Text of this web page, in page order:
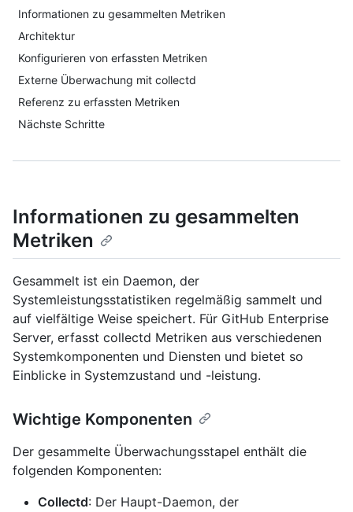
Informationen zu gesammelten Metriken
Architektur
Konfigurieren von erfassten Metriken
Externe Überwachung mit collectd
Referenz zu erfassten Metriken
Nächste Schritte
Informationen zu gesammelten
Metriken
Gesammelt ist ein Daemon, der
Systemleistungsstatistiken regelmäßig sammelt und
auf vielfältige Weise speichert. Für GitHub Enterprise
Server, erfasst collectd Metriken aus verschiedenen
Systemkomponenten und Diensten und bietet so
Einblicke in Systemzustand und -leistung.
Wichtige Komponenten
Der gesammelte Überwachungsstapel enthält die
folgenden Komponenten:
Collectd: Der Haupt-Daemon, der